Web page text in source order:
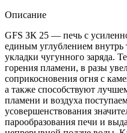
Описание
GFS ЗК 25 — печь с
единым углублением внутрь
укладки чугунного заряда.
горения пламени, в разы
соприкосновения огня с
а также способствуют
пламени и воздуха
усовершенствования
парообразования печи и